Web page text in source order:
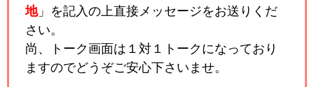
地」を記入の上直接メッセージをお送りくだ
さい。
尚、トーク画面は１対１トークになっており
ますのでどうぞご安心下さいませ。